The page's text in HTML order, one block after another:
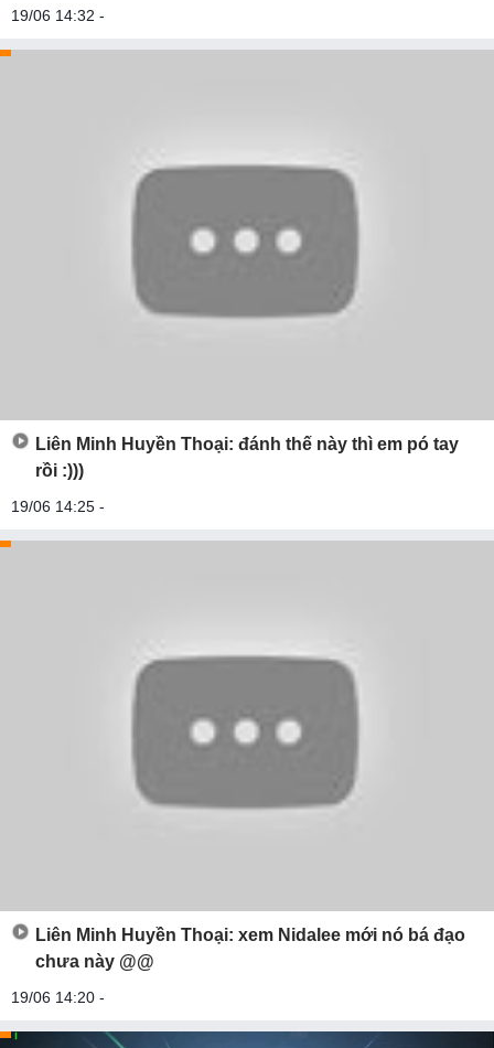
19/06 14:32 -
Liên Minh Huyền Thoại: đánh thế này thì em pó tay
rồi :)))
19/06 14:25 -
Liên Minh Huyền Thoại: xem Nidalee mới nó bá đạo
chưa này @@
19/06 14:20 -